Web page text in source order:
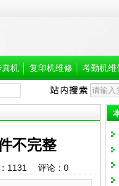
真机 复印机维修 考勤机维
不完整
1131 评论： 0